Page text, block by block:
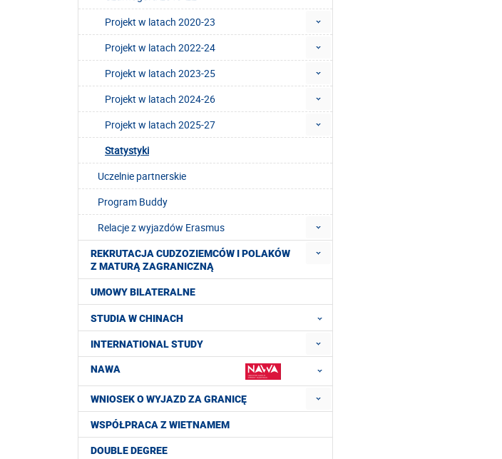
Projekt w latach 2020-23
Projekt w latach 2022-24
Projekt w latach 2023-25
Projekt w latach 2024-26
Projekt w latach 2025-27
Statystyki
Uczelnie partnerskie
Program Buddy
Relacje z wyjazdów Erasmus
REKRUTACJA CUDZOZIEMCÓW I POLAKÓW
Z MATURĄ ZAGRANICZNĄ
UMOWY BILATERALNE
STUDIA W CHINACH
INTERNATIONAL STUDY
NAWA
WNIOSEK O WYJAZD ZA GRANICĘ
WSPÓŁPRACA Z WIETNAMEM
DOUBLE DEGREE